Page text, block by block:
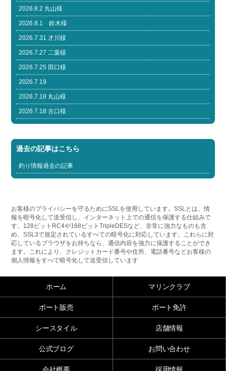
2026.8.2 丸山様
2026.8.1 鈴木様
2026.7.31 才川様
2026.7.27 二葉様
2026.7.25 田口様
2026.7.19
2026.7.18 丸山様
2026.7.18 古口様
過去の記事はこちら
釣り情報過去の記事
お客様のプライバシーを守るためにSSLを使用しています。SSLとは、情
報を暗号化して送受信し、インターネット上での通信を保護する仕組みで
す。128ビットRC4や168ビットTripleDESなど、非常に強力なものも含
め、SSL3で規定されているすべての暗号化に対応しています。これらに対
応しているブラウザをお持ちなら、通信内容を強力に保護することができ
ます。これにより、クレジットカード番号や住所、電話番号などお客様の
個人情報をすべて暗号化して送受信しています
ホーム マリンクラブ
ボート販売 ボート免許
シースタイル 店舗情報
公式ブログ お問い合わせ
会社概要 採用情報